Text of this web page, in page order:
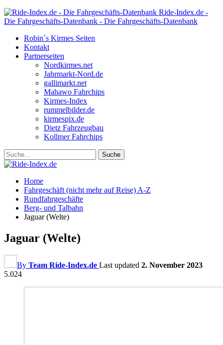
Ride-Index.de -
Die Fahrgeschäfts-Datenbank - Die Fahrgeschäfts-Datenbank
Robin´s Kirmes Seiten
Kontakt
Partnerseiten
Nordkirmes.net
Jahrmarkt-Nord.de
gallimarkt.net
Mahawo Fahrchips
Kirmes-Index
rummelbilder.de
kirmespix.de
Dietz Fahrzeugbau
Kollmer Fahrchips
Home
Fahrgeschäft (nicht mehr auf Reise) A-Z
Rundfahrgeschäfte
Berg- und Talbahn
Jaguar (Welte)
Jaguar (Welte)
By Team Ride-Index.de Last updated 2. November 2023
5.024